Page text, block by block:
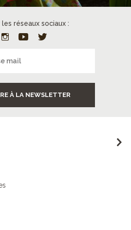
les réseaux sociaux :
À LA NEWSLETTER